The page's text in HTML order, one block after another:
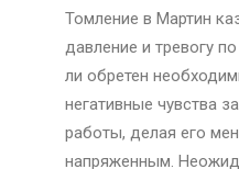
Томление в Мартин
давление и тревогу
ли обретен
негативные чувства
работы, делая его
напряженным.